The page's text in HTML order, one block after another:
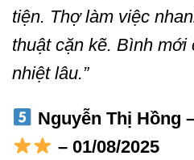
tiện. Thợ làm việc
thuật cặn kẽ. Bình
nhiệt lâu.”
Nguyễn Thị Hồng
– 01/08/2025